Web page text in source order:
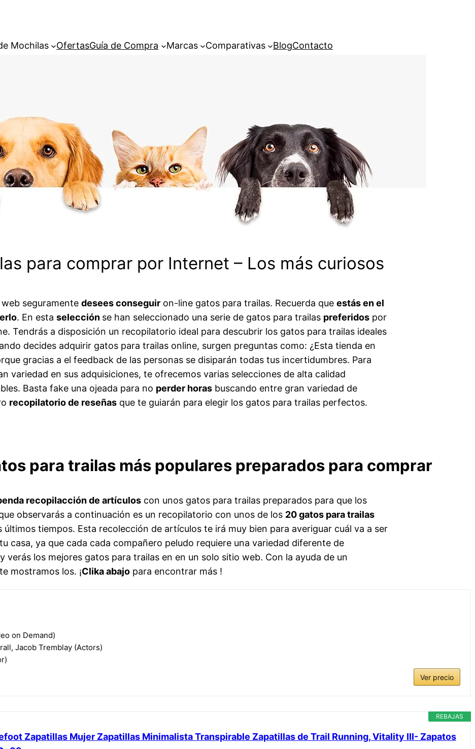
Mochilas OfertasGuía de Compra Marcas Comparativas BlogContacto
para comprar por Internet – Los más curiosos
seguramente desees conseguir on-line gatos para trailas. Recuerda que estás en el
. En esta selección se han seleccionado una serie de gatos para trailas preferidos por
Tendrás a disposición un recopilatorio ideal para descubrir los gatos para trailas ideales
decides adquirir gatos para trailas online, surgen preguntas como: ¿Esta tienda en
gracias a el feedback de las personas se disiparán todas tus incertidumbres. Para
variedad en sus adquisiciones, te ofrecemos varias selecciones de alta calidad
Basta fake una ojeada para no perder horas buscando entre gran variedad de
recopilatorio de reseñas que te guiarán para elegir los gatos para trailas perfectos.
para trailas más populares preparados para comprar
recopilacción de artículos con unos gatos para trailas preparados para que los
observarás a continuación es un recopilatorio con unos de los 20 gatos para trailas
últimos tiempos. Esta recolección de artículos te irá muy bien para averiguar cuál va a ser
casa, ya que cada cada compañero peludo requiere una variedad diferente de
verás los mejores gatos para trailas en en un solo sitio web. Con la ayuda de un
mostramos los. ¡Clika abajo para encontrar más !
on Demand)
Jacob Tremblay (Actors)
Ver precio
REBAJAS
Zapatillas Mujer Zapatillas Minimalista Transpirable Zapatillas de Trail Running, Vitality III- Zapatos